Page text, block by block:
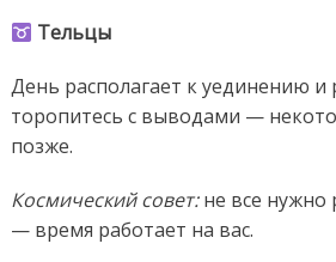
Тельцы
День располагает к уединению
торопитесь с выводами —
позже.
Космический совет:не все нужно
— время работает на вас.